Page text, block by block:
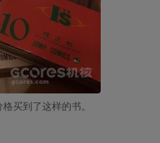
买到了这样的书。